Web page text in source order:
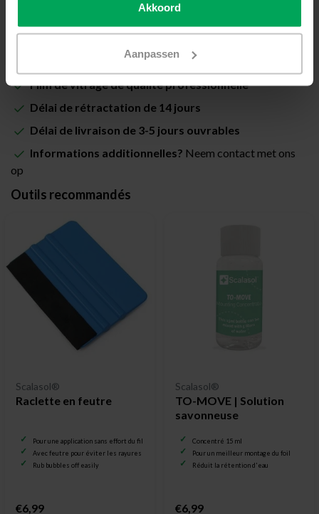
Akkoord
Aanpassen
Ajouter au panier
Film de vitrage de qualité professionnelle
Délai de rétractation de 14 jours
Délai de livraison de 3-5 jours ouvrables
Informations additionnelles? Neem contact met ons
op
Outils recommandés
Scalasol®
Raclette en feutre
Pour une application sans effort du film pour vitrage
Avec feutre pour éviter les rayures
Rub bubbles off easily
€6,99
Scalasol®
TO-MOVE | Solution
savonneuse
Concentré 15 ml
Pour un meilleur montage du foil
Réduit la rétention d'eau
€6,99